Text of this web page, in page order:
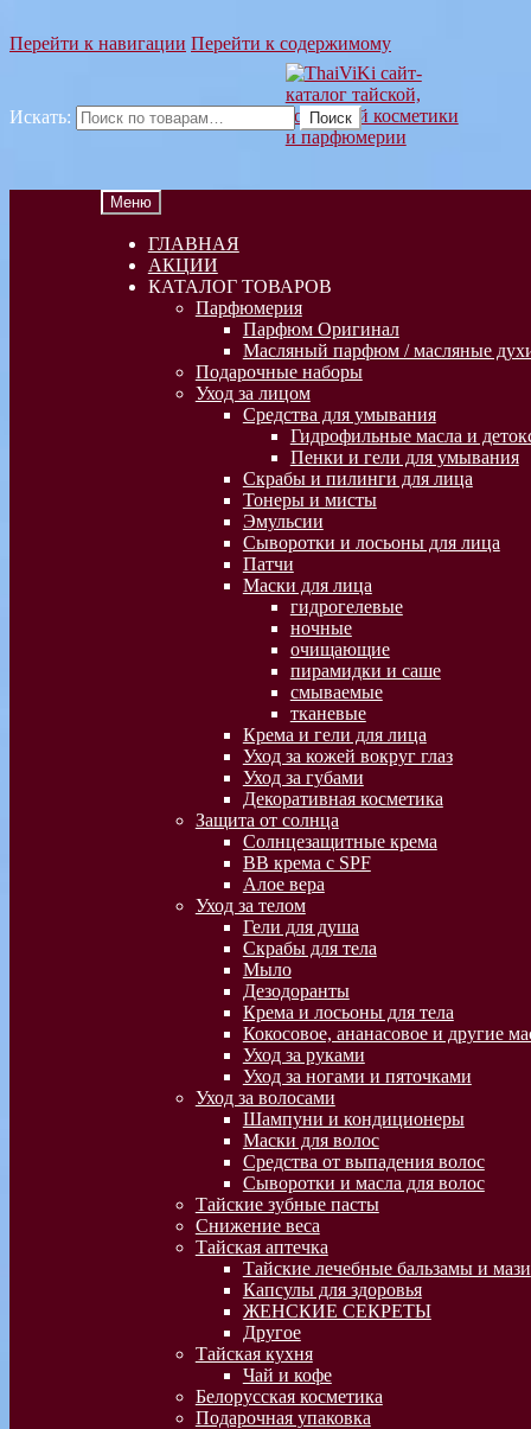
Перейти к навигации Перейти к содержимому
Искать: Поиск
Меню
ГЛАВНАЯ
АКЦИИ
КАТАЛОГ ТОВАРОВ
Парфюмерия
Парфюм Оригинал
Масляный парфюм / масляные
Подарочные наборы
Уход за лицом
Средства для умывания
Гидрофильные масла и
Пенки и гели для умывания
Скрабы и пилинги для лица
Тонеры и мисты
Эмульсии
Сыворотки и лосьоны для лица
Патчи
Маски для лица
гидрогелевые
ночные
очищающие
пирамидки и саше
смываемые
тканевые
Крема и гели для лица
Уход за кожей вокруг глаз
Уход за губами
Декоративная косметика
Защита от солнца
Солнцезащитные крема
BB крема с SPF
Алое вера
Уход за телом
Гели для душа
Скрабы для тела
Мыло
Дезодоранты
Крема и лосьоны для тела
Кокосовое, ананасовое и другие
Уход за руками
Уход за ногами и пяточками
Уход за волосами
Шампуни и кондиционеры
Маски для волос
Средства от выпадения волос
Сыворотки и масла для волос
Тайские зубные пасты
Снижение веса
Тайская аптечка
Тайские лечебные бальзамы и мази
Капсулы для здоровья
ЖЕНСКИЕ СЕКРЕТЫ
Другое
Тайская кухня
Чай и кофе
Белорусская косметика
Подарочная упаковка